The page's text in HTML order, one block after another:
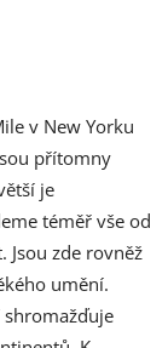
v New Yorku
přítomny
je
téměř vše od
zde rovněž
umění.
shromažďuje